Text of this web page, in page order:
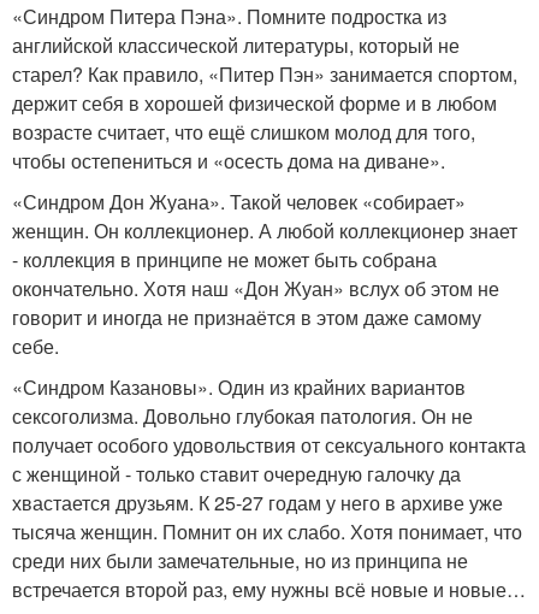
«Синдром Питера Пэна». Помните подростка из
английской классической литературы, который не
старел? Как правило, «Питер Пэн» занимается спортом,
держит себя в хорошей физической форме и в любом
возрасте считает, что ещё слишком молод для того,
чтобы остепениться и «осесть дома на диване».
«Синдром Дон Жуана». Такой человек «собирает»
женщин. Он коллекционер. А любой коллекционер знает
- коллекция в принципе не может быть собрана
окончательно. Хотя наш «Дон Жуан» вслух об этом не
говорит и иногда не признаётся в этом даже самому
себе.
«Синдром Казановы». Один из крайних вариантов
сексоголизма. Довольно глубокая патология. Он не
получает особого удовольствия от сексуального контакта
с женщиной - только ставит очередную галочку да
хвастается друзьям. К 25-27 годам у него в архиве уже
тысяча женщин. Помнит он их слабо. Хотя понимает, что
среди них были замечательные, но из принципа не
встречается второй раз, ему нужны всё новые и новые…